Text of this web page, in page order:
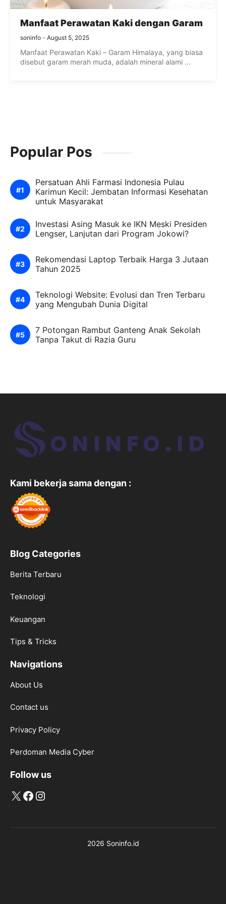
Manfaat Perawatan Kaki dengan Garam
soninfo August 5, 2025
Manfaat Perawatan Kaki – Garam Himalaya, yang biasa
disebut garam merah muda, adalah mineral alami ...
Popular Pos
Persatuan Ahli Farmasi Indonesia Pulau
Karimun Kecil: Jembatan Informasi Kesehatan
untuk Masyarakat
Investasi Asing Masuk ke IKN Meski Presiden
Lengser, Lanjutan dari Program Jokowi?
Rekomendasi Laptop Terbaik Harga 3 Jutaan
Tahun 2025
Teknologi Website: Evolusi dan Tren Terbaru
yang Mengubah Dunia Digital
7 Potongan Rambut Ganteng Anak Sekolah
Tanpa Takut di Razia Guru
Kami bekerja sama dengan :
Blog Categories
Berita Terbaru
Teknologi
Keuangan
Tips & Tricks
Navigations
About Us
Contact us
Privacy Policy
Perdoman Media Cyber
Follow us
X Facebook
Instagram
2026 Soninfo.id